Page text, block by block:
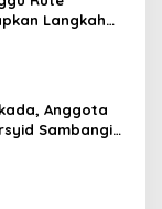
Langkah
Anggota
Sambangi